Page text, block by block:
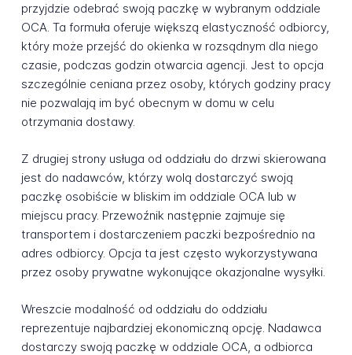
przyjdzie odebrać swoją paczkę w wybranym oddziale
OCA. Ta formuła oferuje większą elastyczność odbiorcy,
który może przejść do okienka w rozsądnym dla niego
czasie, podczas godzin otwarcia agencji. Jest to opcja
szczególnie ceniana przez osoby, których godziny pracy
nie pozwalają im być obecnym w domu w celu
otrzymania dostawy.
Z drugiej strony usługa od oddziału do drzwi skierowana
jest do nadawców, którzy wolą dostarczyć swoją
paczkę osobiście w bliskim im oddziale OCA lub w
miejscu pracy. Przewoźnik następnie zajmuje się
transportem i dostarczeniem paczki bezpośrednio na
adres odbiorcy. Opcja ta jest często wykorzystywana
przez osoby prywatne wykonujące okazjonalne wysyłki.
Wreszcie modalność od oddziału do oddziału
reprezentuje najbardziej ekonomiczną opcję. Nadawca
dostarczy swoją paczkę w oddziale OCA, a odbiorca